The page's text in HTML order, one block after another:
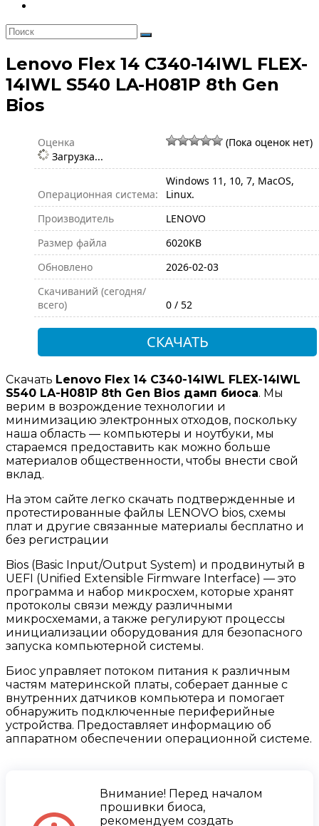
Lenovo Flex 14 C340-14IWL FLEX-
14IWL S540 LA-H081P 8th Gen
Bios
Оценка
(Пока оценок нет)
Загрузка...
Операционная система:
Windows 11, 10, 7, MacOS,
Linux.
Производитель
LENOVO
Размер файла
6020KB
Обновлено
2026-02-03
Скачиваний (сегодня/
всего)
0 / 52
СКАЧАТЬ
Скачать Lenovo Flex 14 C340-14IWL FLEX-14IWL
S540 LA-H081P 8th Gen Bios дамп биоса. Мы
верим в возрождение технологии и
минимизацию электронных отходов, поскольку
наша область — компьютеры и ноутбуки, мы
стараемся предоставить как можно больше
материалов общественности, чтобы внести свой
вклад.
На этом сайте легко скачать подтвержденные и
протестированные файлы LENOVO bios, схемы
плат и другие связанные материалы бесплатно и
без регистрации
Bios (Basic Input/Output System) и продвинутый в
UEFI (Unified Extensible Firmware Interface) — это
программа и набор микросхем, которые хранят
протоколы связи между различными
микросхемами, а также регулируют процессы
инициализации оборудования для безопасного
запуска компьютерной системы.
Биос управляет потоком питания к различным
частям материнской платы, соберает данные с
внутренних датчиков компьютера и помогает
обнаружить подключенные периферийные
устройства. Предоставляет информацию об
аппаратном обеспечении операционной системе.
Внимание! Перед началом
прошивки биоса,
рекомендуем создать